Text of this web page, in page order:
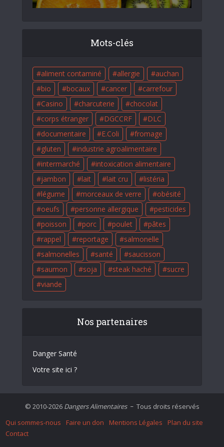
Mots-clés
aliment contaminé allergie
auchan
bio
bocaux cancer
carrefour
Casino
charcuterie
chocolat
corps étranger
DGCCRF
DLC
documentaire
E.Coli
fromage
gluten
industrie agroalimentaire
intermarché
intoxication alimentaire
jambon
lait lait cru
listéria
légume
morceaux de verre
obésité
oeufs
personne allergique
pesticides
poisson
porc poulet
pâtes
rappel
reportage
salmonelle
salmonelles
santé
saucisson
saumon
soja steak haché
sucre
viande
Nos partenaires
Danger Santé
Votre site ici ?
© 2010-2026 Dangers Alimentaires – Tous droits réservés
Qui sommes-nous
Faire un don Mentions Légales
Plan du site
Contact